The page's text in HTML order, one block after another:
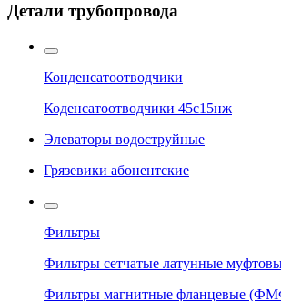
Детали трубопровода
Конденсатоотводчики
Коденсатоотводчики 45с15нж
Элеваторы водоструйные
Грязевики абонентские
Фильтры
Фильтры сетчатые латунные
Фильтры магнитные фланцевые